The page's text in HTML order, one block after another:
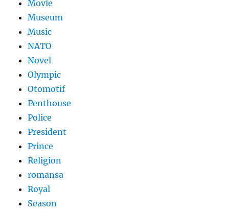
Movie
Museum
Music
NATO
Novel
Olympic
Otomotif
Penthouse
Police
President
Prince
Religion
romansa
Royal
Season